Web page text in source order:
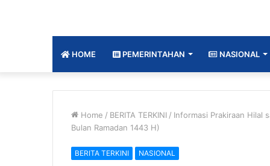
HOME PEMERINTAHAN NASIONAL
Home / BERITA TERKINI / Informasi Prakiraan Hilal
Bulan Ramadan 1443 H)
BERITA TERKINI NASIONAL